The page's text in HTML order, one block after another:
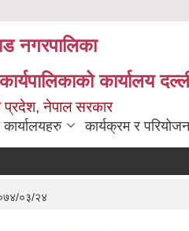
नगरपालिका
कार्यालय
प्रदेश, नेपाल सरकार
कार्यालयहरु कार्यक्रम र
०३/२४